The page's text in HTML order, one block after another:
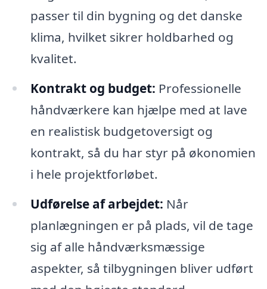
passer til din bygning og det danske
klima, hvilket sikrer holdbarhed og
kvalitet.
Kontrakt og budget: Professionelle
håndværkere kan hjælpe med at lave
en realistisk budgetoversigt og
kontrakt, så du har styr på økonomien
i hele projektforløbet.
Udførelse af arbejdet: Når
planlægningen er på plads, vil de tage
sig af alle håndværksmæssige
aspekter, så tilbygningen bliver udført